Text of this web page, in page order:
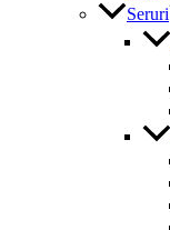
Seruri